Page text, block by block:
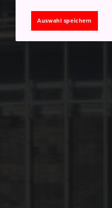
Auswahl speichern